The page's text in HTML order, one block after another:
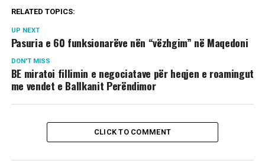
RELATED TOPICS:
UP NEXT
Pasuria e 60 funksionarëve nën “vëzhgim” në Maqedoni
DON'T MISS
BE miratoi fillimin e negociatave për heqjen e roamingut
me vendet e Ballkanit Perëndimor
CLICK TO COMMENT